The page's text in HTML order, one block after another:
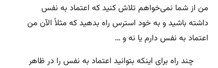
من از شما نمی‌خواهم تلاش کنید که اعتماد به نفس
داشته باشید و به خود استرس راه بدهید که مثلاً الآن من
اعتماد به نفس دارم یا نه و …
چند راه برای اینکه بتوانید اعتماد به نفس را در ظاهر